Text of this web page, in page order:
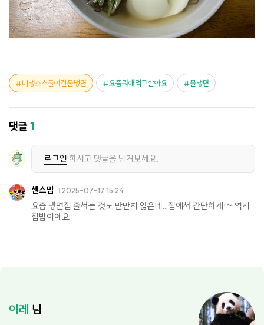
비냉소스들어간물냉면 요즘뭐해먹고살아요 물냉면
댓글1
로그인 하시고 댓글을 남겨보세요.
센스맘 2025-07-17 15:24
요즘 냉면집 줄서는 것도 만만치 않은데...집에서 간단하게!~ 역시
집밥이에요
이레 님